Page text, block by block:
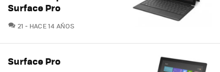
Surface Pro
21 COMENTARIOS
HACE 14 AÑOS
Surface Pro